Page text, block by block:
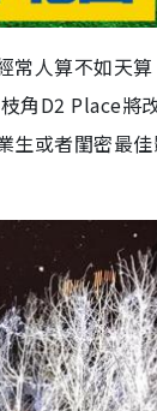
人算不如天
角D2 Place將
或者閨密最